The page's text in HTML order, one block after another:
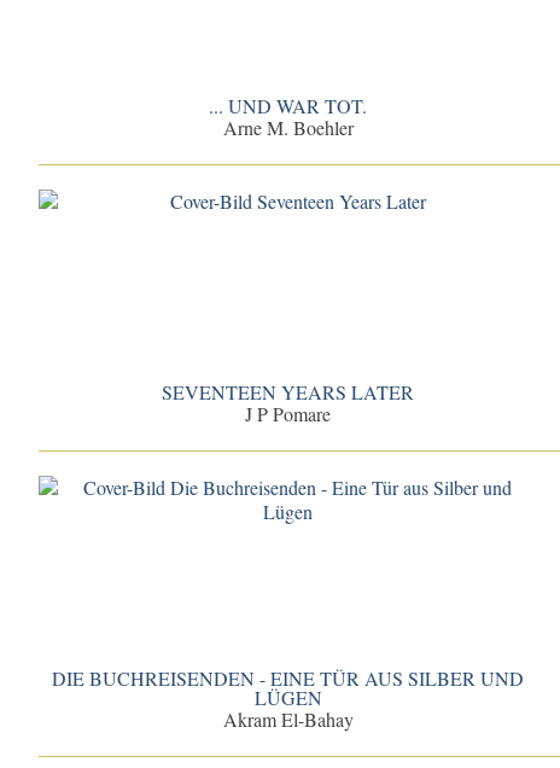
... UND WAR TOT.
Arne M. Boehler
SEVENTEEN YEARS LATER
J P Pomare
DIE BUCHREISENDEN - EINE TÜR AUS SILBER UND
LÜGEN
Akram El-Bahay